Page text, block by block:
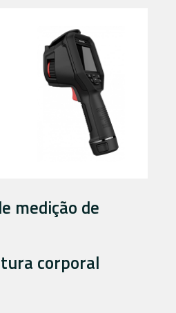
medição de
corporal